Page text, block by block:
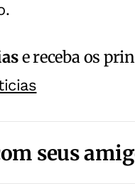
e receba os
seus